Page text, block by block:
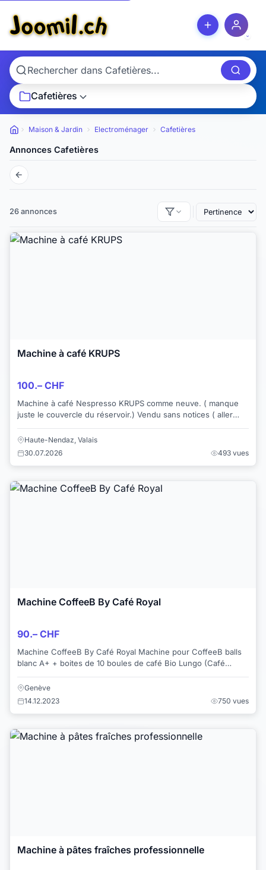
Cafetières
Petites annonces
Maison & Jardin Electroménager Cafetières
Annonces Cafetières
26 annonces
Machine à café KRUPS
100.– CHF
Machine à café Nespresso KRUPS comme neuve. ( manque
juste le couvercle du réservoir.) Vendu sans notices ( aller
Haute-Nendaz, Valais
30.07.2026
493 vues
Machine CoffeeB By Café Royal
90.– CHF
Machine CoffeeB By Café Royal Machine pour CoffeeB balls
blanc A+ + boites de 10 boules de café Bio Lungo (Café
Genève
14.12.2023
750 vues
Machine à pâtes fraîches professionnelle